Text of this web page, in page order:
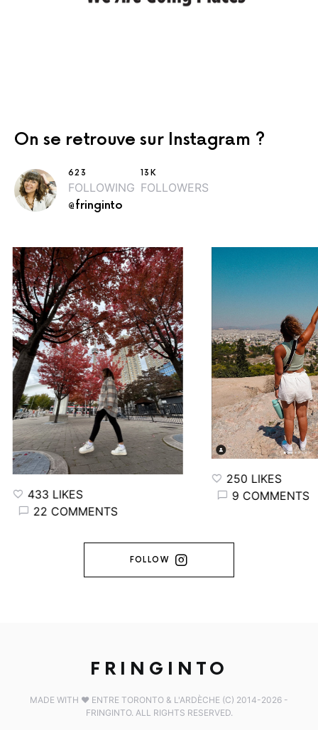
On se retrouve sur Instagram ?
623
FOLLOWING
13K
FOLLOWERS
@fringinto
433 LIKES
22 COMMENTS
250 LIKES
9 COMMENTS
FOLLOW
FRINGINTO
MADE WITH ♥️ ENTRE TORONTO & L'ARDÈCHE (C) 2014-2026 -
FRINGINTO. ALL RIGHTS RESERVED.